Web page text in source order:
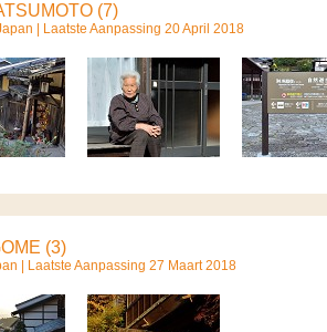
(7)
| Laatste Aanpassing 20 April 2018
(3)
| Laatste Aanpassing 27 Maart 2018